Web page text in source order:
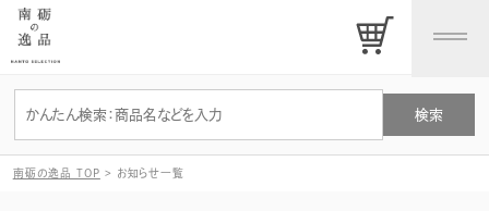
南砺の逸品 TOP > お知らせ一覧